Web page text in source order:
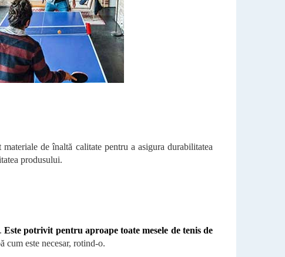
de înaltă calitate pentru a asigura durabilitatea
produsului.
Este potrivit pentru aproape toate mesele de tenis de
cum este necesar, rotind-o.